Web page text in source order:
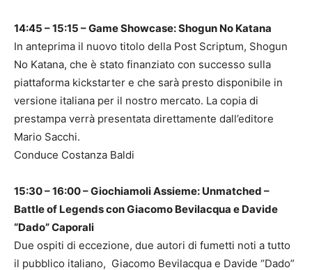
14:45 – 15:15 – Game Showcase: Shogun No Katana
In anteprima il nuovo titolo della Post Scriptum, Shogun
No Katana, che è stato finanziato con successo sulla
piattaforma kickstarter e che sarà presto disponibile in
versione italiana per il nostro mercato. La copia di
prestampa verrà presentata direttamente dall’editore
Mario Sacchi.
Conduce Costanza Baldi
15:30 – 16:00 – Giochiamoli Assieme: Unmatched –
Battle of Legends con Giacomo Bevilacqua e Davide
“Dado” Caporali
Due ospiti di eccezione, due autori di fumetti noti a tutto
il pubblico italiano, Giacomo Bevilacqua e Davide “Dado”